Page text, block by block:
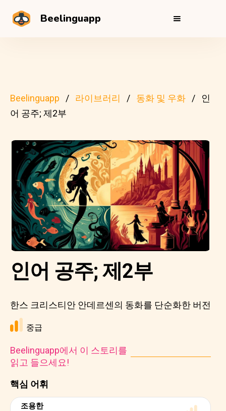
Beelinguapp
Beelinguapp 라이브러리 동화 및 우화
인
어 공주; 제2부
핵심 어휘
조용한
인어 공주; 제2부
한스 크리스티안 안데르센의 동화를 단순화한 버전
중급
Beelinguapp에서 이 스토리를
읽고 들으세요!